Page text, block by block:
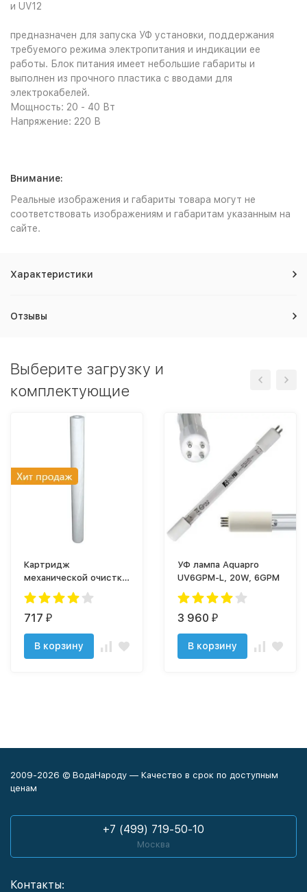
и UV12
предназначен для запуска УФ установки, поддержания
требуемого режима электропитания и индикации ее
работы. Блок питания имеет небольшие габариты и
выполнен из прочного пластика с вводами для
электрокабелей.
Мощность: 20 - 40 Вт
Напряжение: 220 В
Внимание:
Реальные изображения и габариты товара могут не
соответствовать изображениям и габаритам указанным на
сайте.
Характеристики
Отзывы
Выберите загрузку и
комплектующие
Картридж
механической очистки
ЭФГ 63/762-5
717 ₽
В корзину
УФ лампа Aquapro
UV6GPM-L, 20W, 6GPM
3 960 ₽
В корзину
2009-2026 © ВодаНароду — Качество в срок по доступным
ценам
+7 (499) 719-50-10
Москва
Контакты: